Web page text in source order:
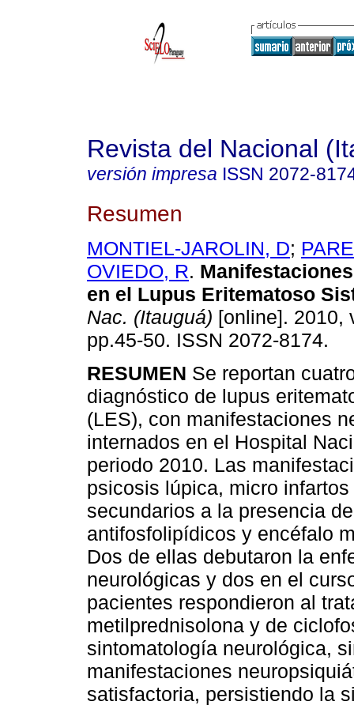
Revista del Nacional
versión impresa ISSN 2072-
Resumen
MONTIEL-JAROLIN, D;
OVIEDO, R.
en el Lupus Eritematoso
Nac. (Itauguá) [online]. 2010,
pp.45-50. ISSN 2072-8174.
RESUMEN Se reportan
diagnóstico de lupus
(LES), con manifestaciones
internados en el Hospital
periodo 2010. Las
psicosis lúpica, micro
secundarios a la presencia
antifosfolipídicos y encéfalo
Dos de ellas debutaron la
neurológicas y dos en el
pacientes respondieron al
metilprednisolona y de
sintomatología neurológica,
manifestaciones
satisfactoria, persistiendo la